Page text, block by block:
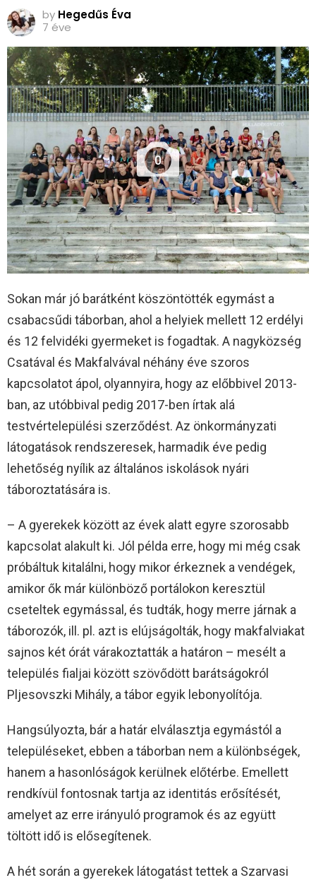
by Hegedűs Éva
7 éve
0
Sokan már jó barátként köszöntötték egymást a
csabacsűdi táborban, ahol a helyiek mellett 12 erdélyi
és 12 felvidéki gyermeket is fogadtak. A nagyközség
Csatával és Makfalvával néhány éve szoros
kapcsolatot ápol, olyannyira, hogy az előbbivel 2013-
ban, az utóbbival pedig 2017-ben írtak alá
testvértelepülési szerződést. Az önkormányzati
látogatások rendszeresek, harmadik éve pedig
lehetőség nyílik az általános iskolások nyári
táboroztatására is.
– A gyerekek között az évek alatt egyre szorosabb
kapcsolat alakult ki. Jól példa erre, hogy mi még csak
próbáltuk kitalálni, hogy mikor érkeznek a vendégek,
amikor ők már különböző portálokon keresztül
cseteltek egymással, és tudták, hogy merre járnak a
táborozók, ill. pl. azt is elújságolták, hogy makfalviakat
sajnos két órát várakoztatták a határon – mesélt a
település fialjai között szövődött barátságokról
Pljesovszki Mihály, a tábor egyik lebonyolítója.
Hangsúlyozta, bár a határ elválasztja egymástól a
településeket, ebben a táborban nem a különbségek,
hanem a hasonlóságok kerülnek előtérbe. Emellett
rendkívül fontosnak tartja az identitás erősítését,
amelyet az erre irányuló programok és az együtt
töltött idő is elősegítenek.
A hét során a gyerekek látogatást tettek a Szarvasi